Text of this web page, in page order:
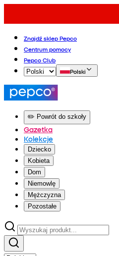
Znajdź sklep Pepco
Centrum pomocy
Pepco Club
Polski
✏️ Powrót do szkoły
Gazetka
Kolekcje
Dziecko
Kobieta
Dom
Niemowlę
Mężczyzna
Pozostałe